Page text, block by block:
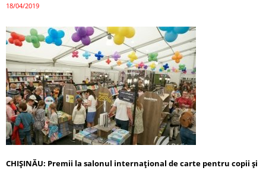
18/04/2019
CHIȘINĂU: Premii la salonul internațional de carte pentru copii și